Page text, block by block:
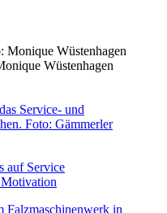
Wüstenhagen
auf Service